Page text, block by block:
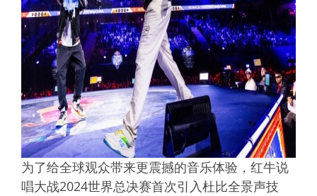
为了给全球观众带来更震撼的音乐体验，红牛说
唱大战2024世界总决赛首次引入杜比全景声技